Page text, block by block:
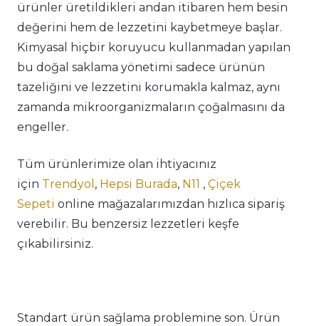
ürünler üretildikleri andan itibaren hem besin
değerini hem de lezzetini kaybetmeye başlar.
Kimyasal hiçbir koruyucu kullanmadan yapılan
bu doğal saklama yönetimi sadece ürünün
tazeliğini ve lezzetini korumakla kalmaz, aynı
zamanda mikroorganizmaların çoğalmasını da
engeller.
Tüm ürünlerimize olan ihtiyacınız
için Trendyol , Hepsi Burada, N11 , Çiçek
Sepeti online mağazalarımızdan hızlıca sipariş
verebilir. Bu benzersiz lezzetleri keşfe
çıkabilirsiniz.
Standart ürün sağlama problemine son. Ürün